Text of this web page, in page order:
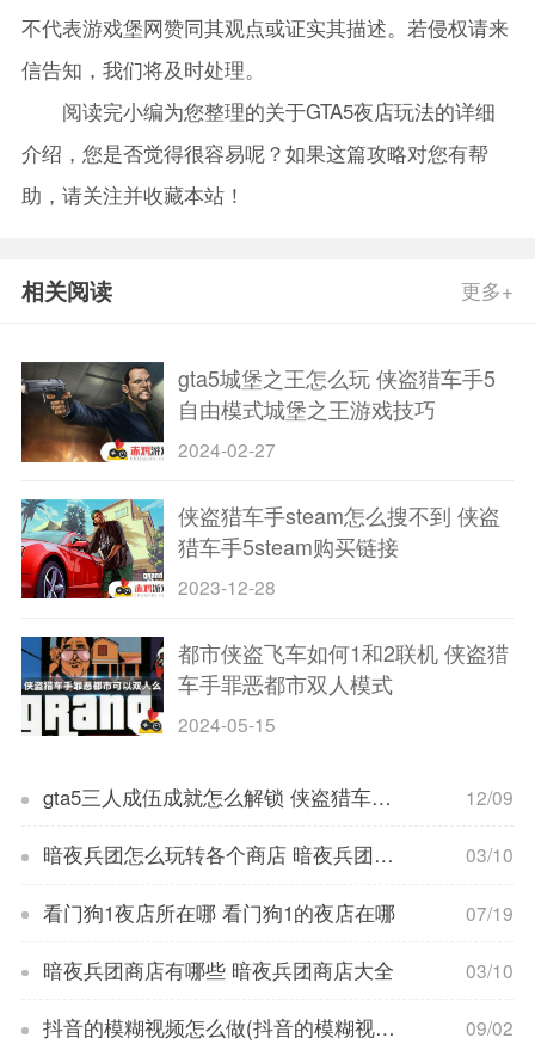
不代表游戏堡网赞同其观点或证实其描述。若侵权请来
信告知，我们将及时处理。
阅读完小编为您整理的关于GTA5夜店玩法的详细
介绍，您是否觉得很容易呢？如果这篇攻略对您有帮
助，请关注并收藏本站！
相关阅读 更多+
gta5城堡之王怎么玩 侠盗猎车手5
自由模式城堡之王游戏技巧
2024-02-27
侠盗猎车手steam怎么搜不到 侠盗
猎车手5steam购买链接
2023-12-28
都市侠盗飞车如何1和2联机 侠盗猎
车手罪恶都市双人模式
2024-05-15
gta5三人成伍成就怎么解锁 侠盗猎车手5主线任务三人成伍攻略 12/09
暗夜兵团怎么玩转各个商店 暗夜兵团玩转各个商店的攻略 03/10
看门狗1夜店所在哪 看门狗1的夜店在哪 07/19
暗夜兵团商店有哪些 暗夜兵团商店大全 03/10
抖音的模糊视频怎么做(抖音的模糊视频怎么做的) 09/02